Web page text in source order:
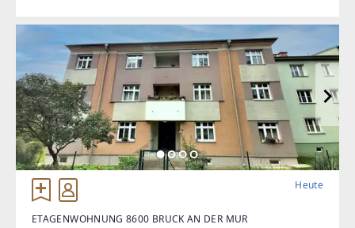
Heute
ETAGENWOHNUNG 8600 BRUCK AN DER MUR